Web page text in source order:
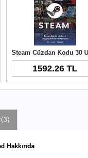
Steam Cüzdan Kodu 30
1592.26 TL
(3)
Hakkında